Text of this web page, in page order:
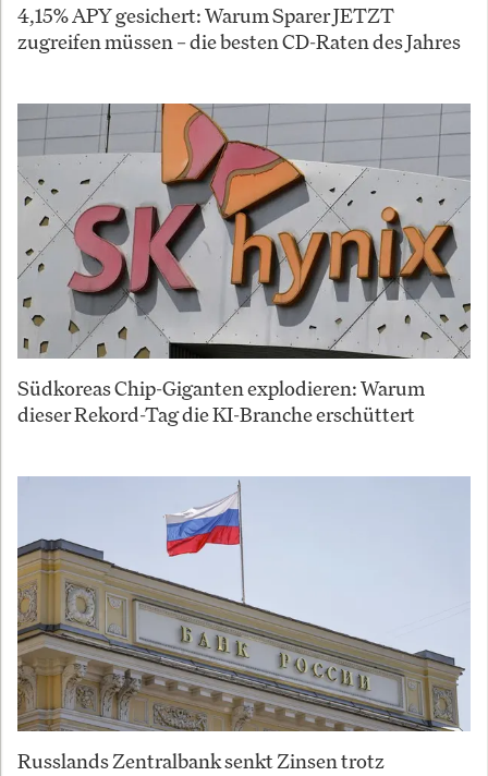
4,15% APY gesichert: Warum Sparer JETZT
zugreifen müssen – die besten CD-Raten des Jahres
Südkoreas Chip-Giganten explodieren: Warum
dieser Rekord-Tag die KI-Branche erschüttert
Russlands Zentralbank senkt Zinsen trotz